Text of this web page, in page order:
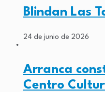
Blindan Las
24 de junio de 2026
Arranca
Centro